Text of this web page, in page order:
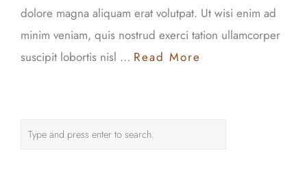
dolore magna aliquam erat volutpat. Ut wisi enim ad
minim veniam, quis nostrud exerci tation ullamcorper
suscipit lobortis nisl … Read More